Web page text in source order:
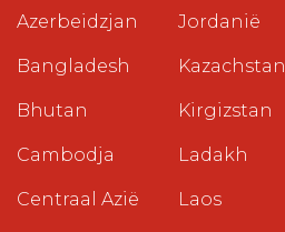
Azerbeidzjan
Bangladesh
Bhutan
Cambodja
Centraal Azië
Jordanië
Kazachstan
Kirgizstan
Ladakh
Laos